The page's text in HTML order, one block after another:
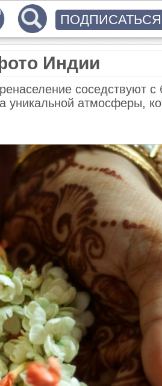
Индии
соседствуют
уникальной атмосферы,
ПОДПИСАТЬСЯ